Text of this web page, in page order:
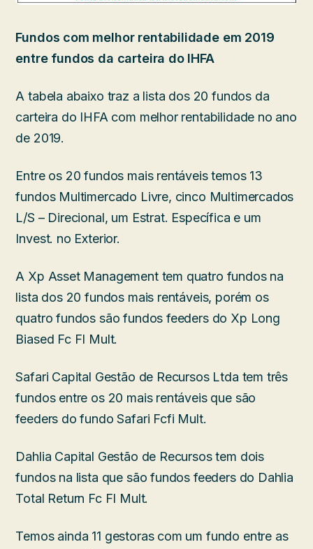
Fundos com melhor rentabilidade em 2019
entre fundos da carteira do IHFA
A tabela abaixo traz a lista dos 20 fundos da
carteira do IHFA com melhor rentabilidade no ano
de 2019.
Entre os 20 fundos mais rentáveis temos 13
fundos Multimercado Livre, cinco Multimercados
L/S – Direcional, um Estrat. Específica e um
Invest. no Exterior.
A Xp Asset Management tem quatro fundos na
lista dos 20 fundos mais rentáveis, porém os
quatro fundos são fundos feeders do Xp Long
Biased Fc FI Mult.
Safari Capital Gestão de Recursos Ltda tem três
fundos entre os 20 mais rentáveis que são
feeders do fundo Safari Fcfi Mult.
Dahlia Capital Gestão de Recursos tem dois
fundos na lista que são fundos feeders do Dahlia
Total Return Fc FI Mult.
Temos ainda 11 gestoras com um fundo entre as